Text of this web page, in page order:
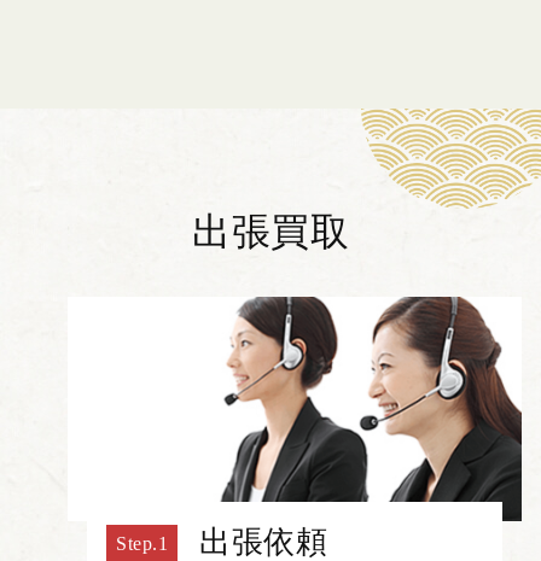
出張買取
出張依頼